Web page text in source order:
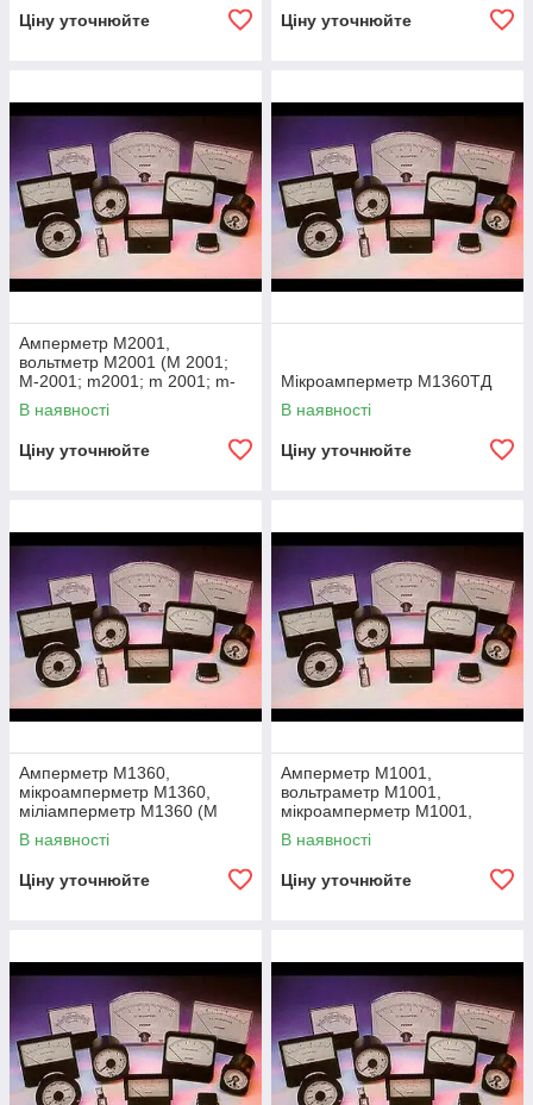
Ціну уточнюйте Ціну уточнюйте
Амперметр М2001,
вольтметр М2001 (М 2001;
М-2001; m2001; m 2001; m-
2001)
В наявності
Ціну уточнюйте
Мікроамперметр М1360ТД
В наявності
Ціну уточнюйте
Амперметр М1360,
мікроамперметр М1360,
міліамперметр М1360 (М
1360, М-1360, m1360, m
1360, m-1360)
В наявності
Ціну уточнюйте
Амперметр М1001,
вольтраметр М1001,
мікроамперметр М1001,
міліметрамперметр М1001,
міліметрвольтметр М1001,
В наявності
Ціну уточнюйте